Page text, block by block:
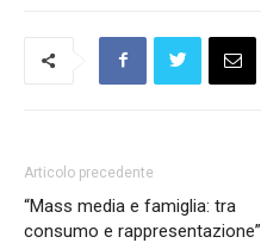
Articolo precedente
“Mass media e famiglia: tra
consumo e rappresentazione”